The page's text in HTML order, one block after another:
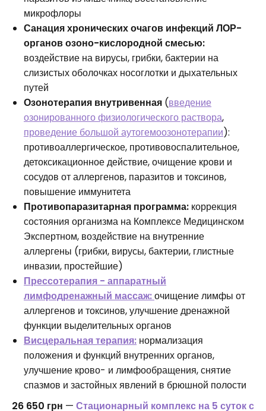
микрофлоры
Санация хронических очагов инфекций ЛОР-
органов озоно-кислородной смесью:
воздействие на вирусы, грибки, бактерии на
слизистых оболочках носоглотки и дыхательных
путей
Озонотерапия внутривенная (введение
озонированного физиологического раствора,
проведение большой аутогемоозонотерапии):
противоаллергическое, противовоспалительное,
детоксикационное действие, очищение крови и
сосудов от аллергенов, паразитов и токсинов,
повышение иммунитета
Противопаразитарная программа: коррекция
состояния организма на Комплексе Медицинском
Экспертном, воздействие на внутренние
аллергены (грибки, вирусы, бактерии, глистные
инвазии, простейшие)
Прессотерапия - аппаратный
лимфодренажный массаж:очищение лимфы от
аллергенов и токсинов, улучшение дренажной
функции выделительных органов
Висцеральная терапия: нормализация
положения и функций внутренних органов,
улучшение крово- и лимфообращения, снятие
спазмов и застойных явлений в брюшной полости
26 650 грн — Стационарный комплекс на 5 суток с